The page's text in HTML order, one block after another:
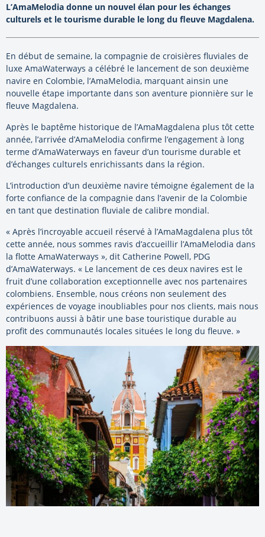
L’AmaMelodia donne un nouvel élan pour les échanges
culturels et le tourisme durable le long du fleuve Magdalena.
En début de semaine, la compagnie de croisières fluviales de
luxe AmaWaterways a célébré le lancement de son deuxième
navire en Colombie, l’AmaMelodia, marquant ainsin une
nouvelle étape importante dans son aventure pionnière sur le
fleuve Magdalena.
Après le baptême historique de l’AmaMagdalena plus tôt cette
année, l’arrivée d’AmaMelodia confirme l’engagement à long
terme d’AmaWaterways en faveur d’un tourisme durable et
d’échanges culturels enrichissants dans la région.
L’introduction d’un deuxième navire témoigne également de la
forte confiance de la compagnie dans l’avenir de la Colombie
en tant que destination fluviale de calibre mondial.
« Après l’incroyable accueil réservé à l’AmaMagdalena plus tôt
cette année, nous sommes ravis d’accueillir l’AmaMelodia dans
la flotte AmaWaterways », dit Catherine Powell, PDG
d’AmaWaterways. « Le lancement de ces deux navires est le
fruit d’une collaboration exceptionnelle avec nos partenaires
colombiens. Ensemble, nous créons non seulement des
expériences de voyage inoubliables pour nos clients, mais nous
contribuons aussi à bâtir une base touristique durable au
profit des communautés locales situées le long du fleuve. »